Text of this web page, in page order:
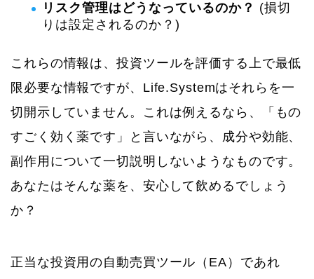
リスク管理はどうなっているのか？ (損切
りは設定されるのか？)
これらの情報は、投資ツールを評価する上で最低
限必要な情報ですが、Life.Systemはそれらを一
切開示していません。これは例えるなら、「もの
すごく効く薬です」と言いながら、成分や効能、
副作用について一切説明しないようなものです。
あなたはそんな薬を、安心して飲めるでしょう
か？
正当な投資用の自動売買ツール（EA）であれ